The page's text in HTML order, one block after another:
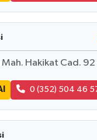
Hakikat Cad. 92
0 (352) 504 46